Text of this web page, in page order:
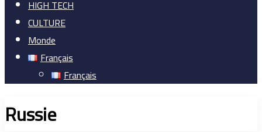
HIGH TECH
CULTURE
Monde
Français
Français
Russie